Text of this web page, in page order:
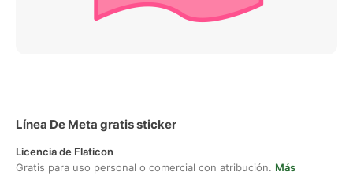
Línea De Meta gratis sticker
Licencia de Flaticon
Gratis para uso personal o comercial con atribución. Más